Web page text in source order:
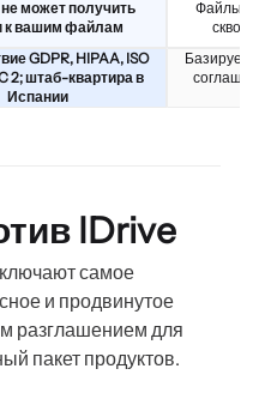
может получить
к вашим файлам
Файлы
GDPR, HIPAA, ISO
2; штаб-квартира в
Испании
IDrive
самое
и продвинутое
разглашением для
пакет продуктов.